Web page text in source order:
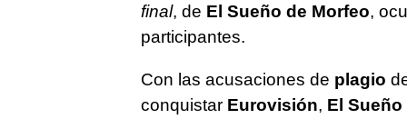
final, de El Sueño de Morfeo,
participantes.
Con las acusaciones de plagio
conquistar Eurovisión, El Sueño